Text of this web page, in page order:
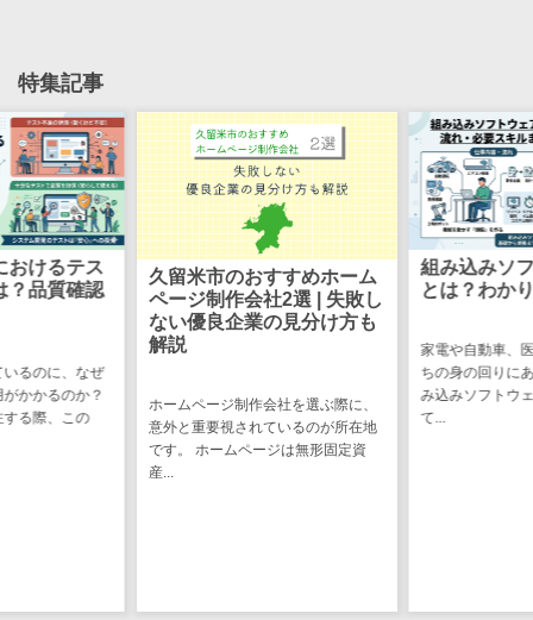
不動産管理サ
ービス
不動産業務支
援サービス
不動産ホーム
ページ制作
不動産オーナ
プリ
用地管理シス
特集記事
おけるテス
？品質確認
るのに、なぜ
かかるのか？
る際、この
久留米市のおすすめホーム
ページ制作会社2選 | 失敗し
ない優良企業の見分け方も
解説
ホームページ制作会社を選ぶ際に、
意外と重要視されているのが所在地
です。 ホームページは無形固定資
産...
組み込みソ
とは？わか
家電や自動車、
ちの身の回りに
み込みソフトウ
て...